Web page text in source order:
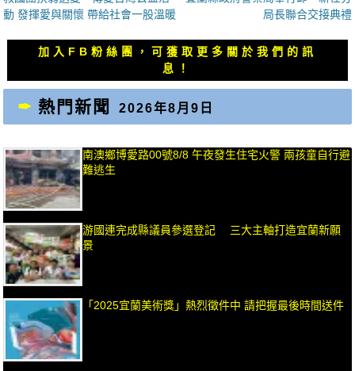
導
覽
一
動 發揮愛與關懷 帶給社會一股溫暖
文
章：
局長聯合交接典禮
加入FB粉絲團，可獲取更多關於我們的訊
息！
熱門新聞 2026年8月9日
南澳鄉博愛路00號8/8 午夜發生住宅火警 兩孩童自行避
難逃生
游國連完成縣議員參選登記 三大主軸打造宜蘭新願
景
「2025宜蘭美術獎」熱烈徵件中 請把握最後時間送件